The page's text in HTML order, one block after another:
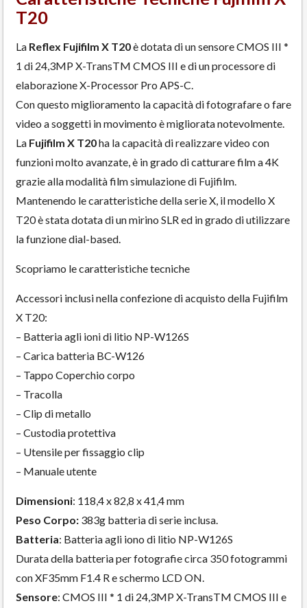
T20
La Reflex Fujifilm X T20è dotata di un sensore CMOS III *
1 di 24,3MP X-TransTM CMOS III e di un processore di
elaborazione X-Processor Pro APS-C.
Con questo miglioramento la capacità di fotografare o fare
video a soggetti in movimento è migliorata notevolmente.
La Fujifilm X T20ha la capacità di realizzare video con
funzioni molto avanzate, è in grado di catturare film a 4K
grazie alla modalità film simulazione di Fujifilm.
Mantenendo le caratteristiche della serie X, il modello X
T20 è stata dotata di un mirino SLR ed in grado di utilizzare
la funzione dial-based.
Scopriamo le caratteristiche tecniche
Accessori inclusi nella confezione di acquisto della Fujifilm
X T20:
– Batteria agli ioni di litio NP-W126S
– Carica batteria BC-W126
– Tappo Coperchio corpo
– Tracolla
– Clip di metallo
– Custodia protettiva
– Utensile per fissaggio clip
– Manuale utente
Dimensioni: 118,4 x 82,8 x 41,4 mm
Peso Corpo: 383g batteria di serie inclusa.
Batteria: Batteria agli iono di litio NP-W126S
Durata della batteria per fotografie circa 350 fotogrammi
con XF35mm F1.4 R e schermo LCD ON.
Sensore: CMOS III * 1 di 24,3MP X-TransTM CMOS III e